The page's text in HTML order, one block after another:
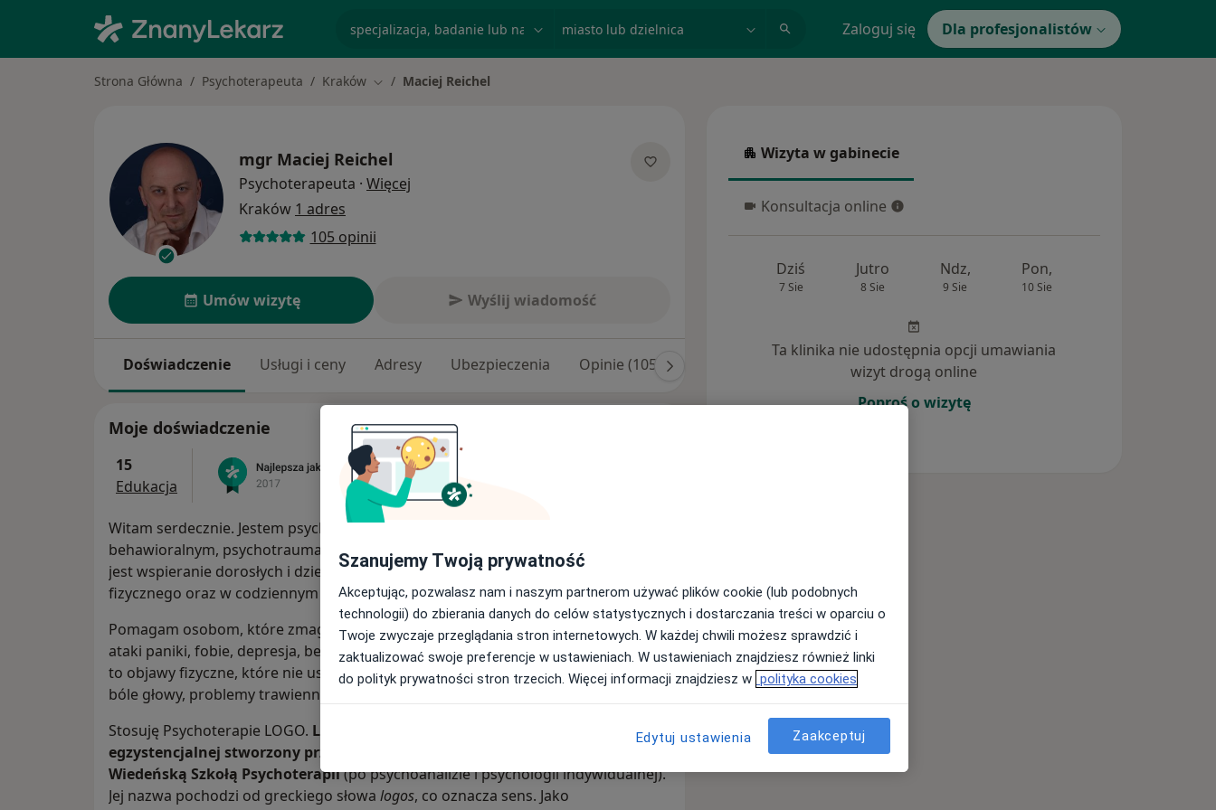
Zaloguj się Dla profesjonalistów
Strona Główna Psychoterapeuta Kraków Zmień miasto
Maciej Reichel
mgr Maciej Reichel
Psychoterapeuta · Więcej
Kraków 1 adres
105 opinii
Umów wizytę Wyślij wiadomość
Doświadczenie Usługi i ceny Adresy Ubezpieczenia Opinie (105) Odpowiedzi na pytania (76)
Moje doświadczenie
15
Edukacja
Witam serdecznie. Jestem psychoterapeutą LOGO, terapeutą poznawczo-
behawioralnym, psychotraumatologiem, coachem oraz mediatorem. Moim celem
jest wspieranie dorosłych i dzieci w poprawie ich zdrowia psychicznego i
fizycznego oraz w codziennym funkcjonowaniu.
Pomagam osobom, które zmagają się z trudnościami takimi jak nerwice, lęki,
ataki paniki, fobie, depresja, bezsenność czy dolegliwości psychosomatyczne. Są
to objawy fizyczne, które nie ustępują mimo tradycyjnego leczenia, na przykład
bóle głowy, problemy trawienne, zaburzenia krążenia czy neurologiczne.
Stosuję Psychoterapie LOGO. Logoterapia
egzystencjalnej stworzony przez Viktora Frankla, często nazywany Trzecią
Wiedeńską Szkołą Psychoterapii(po psychoanalizie i psychologii indywidualnej).
Jej nazwa pochodzi od greckiego słowa logos, co oznacza sens. Jako
Wizyta w gabinecie
Wizyta w gabinecie
Konsultacja online
Konsultacja online
Dziś
7 Sie
Jutro
8 Sie
Ndz,
9 Sie
Pon,
10 Sie
Ta klinika nie udostępnia opcji umawiania
wizyt drogą online
Poproś o wizytę
Szanujemy Twoją prywatność
Akceptując, pozwalasz nam i naszym partnerom używać plików cookie (lub podobnych
technologii) do zbierania danych do celów statystycznych i dostarczania treści w oparciu o
Twoje zwyczaje przeglądania stron internetowych. W każdej chwili możesz sprawdzić i
zaktualizować swoje preferencje w ustawieniach. W ustawieniach znajdziesz również linki
do polityk prywatności stron trzecich. Więcej informacji znajdziesz w polityka cookies
Edytuj ustawienia Zaakceptuj